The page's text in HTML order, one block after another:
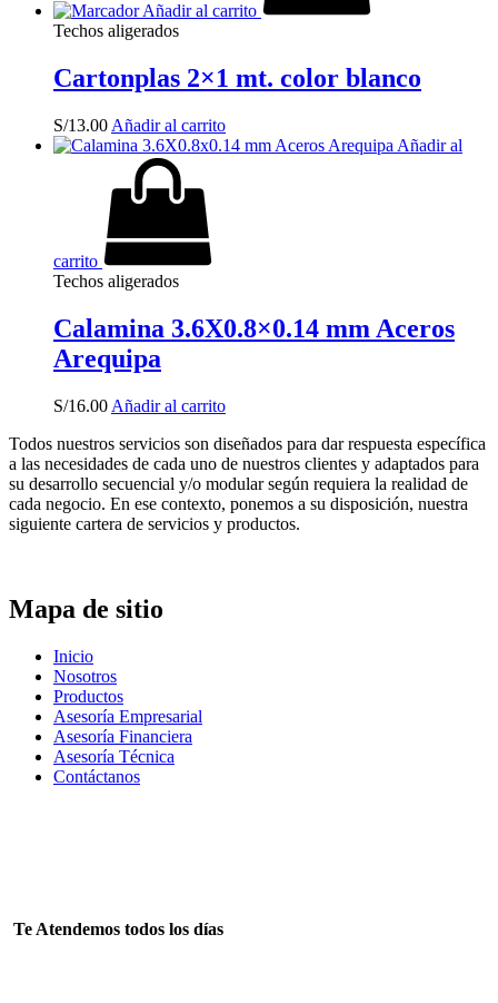
Añadir al carrito
Techos aligerados
Cartonplas 2×1 mt. color blanco
S/13.00 Añadir al carrito
Añadir al
carrito
Techos aligerados
Calamina 3.6X0.8×0.14 mm Aceros
Arequipa
S/16.00 Añadir al carrito
Todos nuestros servicios son diseñados para dar respuesta específica
a las necesidades de cada uno de nuestros clientes y adaptados para
su desarrollo secuencial y/o modular según requiera la realidad de
cada negocio. En ese contexto, ponemos a su disposición, nuestra
siguiente cartera de servicios y productos.
Mapa de sitio
Inicio
Nosotros
Productos
Asesoría Empresarial
Asesoría Financiera
Asesoría Técnica
Contáctanos
Te Atendemos todos los días